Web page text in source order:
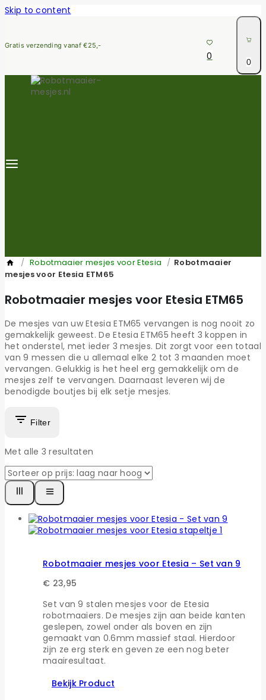
Skip to content
Gratis verzending vanaf €25,-
0
0
/ Robotmaaier mesjes voor Etesia / Robotmaaier
mesjes voor Etesia ETM65
Robotmaaier mesjes voor Etesia ETM65
De mesjes van uw Etesia ETM65 vervangen is nog nooit zo
gemakkelijk geweest. De Etesia ETM65 heeft 3 koppen in
het onderstel, met ieder 3 mesjes. Dit zorgt voor een totaal
van 9 messen die u allemaal elke 2 tot 3 maanden moet
vervangen. Gelukkig is het heel erg gemakkelijk om de
mesjes zelf te vervangen. Daarnaast leveren wij de
benodigde boutjes bij elk setje mesjes.
Filter
Met alle 3 resultaten
Robotmaaier mesjes voor Etesia – Set van 9
€ 23,95
Set van 9 stalen mesjes voor de Etesia
robotmaaiers. De mesjes zijn aan beide kanten
geslepen, zowel onder als boven en zijn
gemaakt van 0.6mm massief staal. Hierdoor
zijn ze erg sterk en geven ze een nog beter
maairesultaat.
Bekijk Product